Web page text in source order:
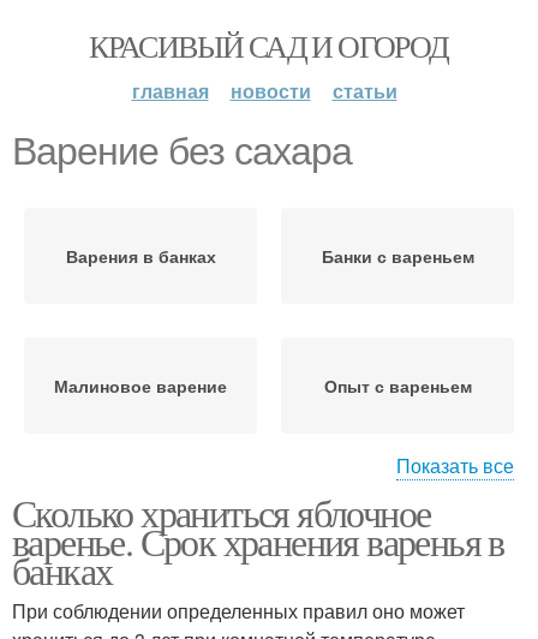
КРАСИВЫЙ САД И ОГОРОД
главная новости статьи
Варение без сахара
Варения в банках Банки с вареньем
Малиновое варение Опыт с вареньем
Варения в пвх-посуде Варение с косточками
Показать все
Сколько храниться яблочное
варенье. Срок хранения варенья в
банках
При соблюдении определенных правил оно может